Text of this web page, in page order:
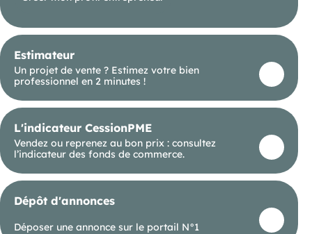
Estimateur
Un projet de vente ? Estimez votre bien
professionnel en 2 minutes !
L'indicateur CessionPME
Vendez ou reprenez au bon prix : consultez
l’indicateur des fonds de commerce.
Dépôt d'annonces
Déposer une annonce sur le portail N°1